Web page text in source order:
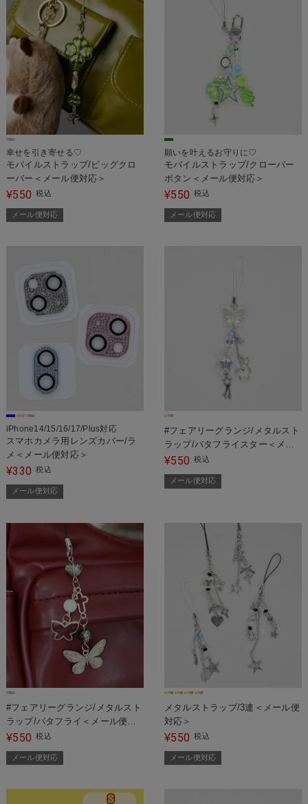
幸せを引き寄せる♡
モバイルストラップ/ビッグクロ
ーバー＜メール便対応＞
¥550 税込
メール便対応
願いを叶えるお守りに♡
モバイルストラップ/クローバー
ボタン＜メール便対応＞
¥550 税込
メール便対応
iPhone14/15/16/17/Plus対応
スマホカメラ用レンズカバー/ラ
メ＜メール便対応＞
¥330 税込
メール便対応
#フェアリーグランジ/メタルスト
ラップ/バタフライスター＜メー
ル便対応＞
¥550 税込
メール便対応
#フェアリーグランジ/メタルスト
ラップ/バタフライ＜メール便対
応＞
¥550 税込
メール便対応
メタルストラップ/3連＜メール便
対応＞
¥550 税込
メール便対応